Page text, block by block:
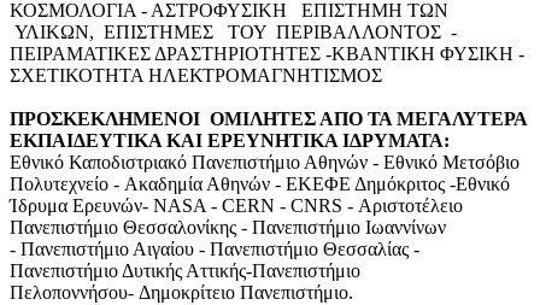
ΚΟΣΜΟΛΟΓΙΑ - ΑΣΤΡΟΦΥΣΙΚΗ ΕΠΙΣΤΗΜΗ ΤΩΝ
ΥΛΙΚΩΝ, ΕΠΙΣΤΗΜΕΣ ΤΟΥ ΠΕΡΙΒΑΛΛΟΝΤΟΣ -
ΠΕΙΡΑΜΑΤΙΚΕΣ ΔΡΑΣΤΗΡΙΟΤΗΤΕΣ -ΚΒΑΝΤΙΚΗ ΦΥΣΙΚΗ -
ΣΧΕΤΙΚΟΤΗΤΑ ΗΛΕΚΤΡΟΜΑΓΝΗΤΙΣΜΟΣ
ΠΡΟΣΚΕΚΛΗΜΕΝΟΙ ΟΜΙΛΗΤΕΣ ΑΠΟ ΤΑ ΜΕΓΑΛΥΤΕΡΑ
ΕΚΠΑΙΔΕΥΤΙΚΑ ΚΑΙ ΕΡΕΥΝΗΤΙΚΑ ΙΔΡΥΜΑΤΑ:
Εθνικό Καποδιστριακό Πανεπιστήμιο Αθηνών - Εθνικό Μετσόβιο
Πολυτεχνείο - Ακαδημία Αθηνών - ΕΚΕΦΕ Δημόκριτος -Εθνικό
Ίδρυμα Ερευνών- NASA - CERN - CNRS - Αριστοτέλειο
Πανεπιστήμιο Θεσσαλονίκης - Πανεπιστήμιο Ιωαννίνων
- Πανεπιστήμιο Αιγαίου - Πανεπιστήμιο Θεσσαλίας -
Πανεπιστήμιο Δυτικής Αττικής-Πανεπιστήμιο
Πελοποννήσου- Δημοκρίτειο Πανεπιστήμιο.